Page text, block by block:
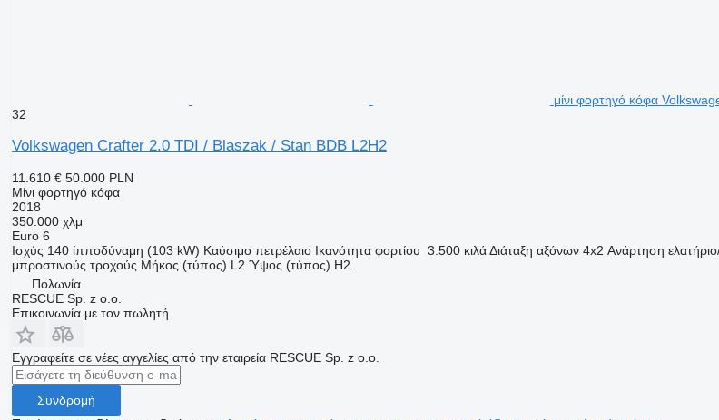
μίνι φορτηγό κόφα
32
Volkswagen Crafter 2.0 TDI / Blaszak / Stan BDB L2H2
11.610 € 50.000 PLN
Μίνι φορτηγό κόφα
2018
350.000 χλμ
Euro 6
Ισχύς 140 ίπποδύναμη (103 kW) Καύσιμο πετρέλαιο Ικανότητα φορτίου 3.500 κιλά Διάταξη αξόνων 4x2 Ανάρτηση
μπροστινούς τροχούς Μήκος (τύπος) L2 Ύψος (τύπος) H2
Πολωνία
RESCUE Sp. z o.o.
Επικοινωνία με τον πωλητή
Εγγραφείτε σε νέες αγγελίες από την εταιρεία RESCUE Sp. z o.o.
Συνδρομή